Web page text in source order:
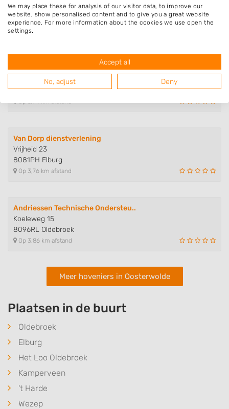
Giek 61
8081NX Elburg
Op 3,61 km afstand
Timmerbedrijf VVDO
Zuiderzeestraatweg 394
8096CN Oldebroek
Van Dorp dienstverlening
Vrijheid 23
8081PH Elburg
Op 3,76 km afstand
Andriessen Technische Ondersteu..
Koeleweg 15
8096RL Oldebroek
Op 3,86 km afstand
Meer hoveniers in Oosterwolde
Plaatsen in de buurt
Oldebroek
Elburg
Het Loo Oldebroek
Kamperveen
't Harde
Wezep
We may place these for analysis of our visitor data, to improve our
website, show personalised content and to give you a great website
experience. For more information about the cookies we use open the
settings.
Accept all
No, adjust Deny